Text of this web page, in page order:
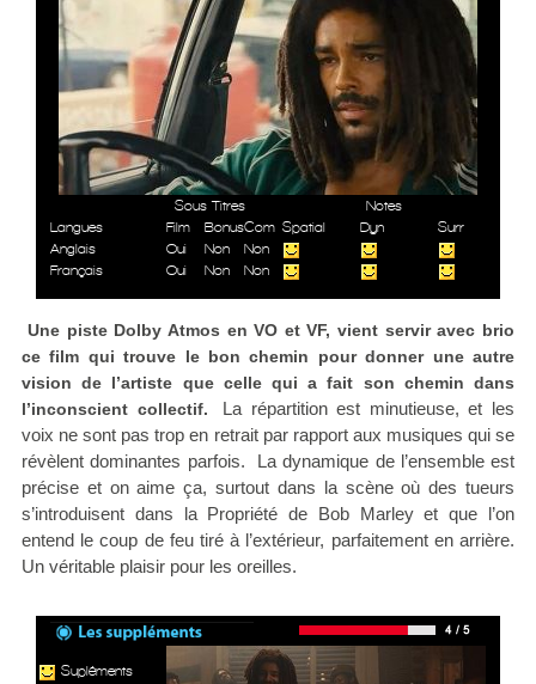
Sous Titres
Notes
Langues
Film BonusCom Spatial Dyn
Surr
Anglais
Oui Non
Non
Français
Oui Non Non
Une piste Dolby Atmos en VO et VF, vient servir avec brio
ce film qui trouve le bon chemin pour donner une autre
vision de l’artiste que celle qui a fait son chemin dans
l’inconscient collectif.
La répartition est minutieuse, et les
voix ne sont pas trop en retrait par rapport aux musiques qui se
révèlent dominantes parfois. La dynamique de l’ensemble est
précise et on aime ça, surtout dans la scène où des tueurs
s’introduisent dans la Propriété de Bob Marley et que l’on
entend le coup de feu tiré à l’extérieur, parfaitement en arrière.
Un véritable plaisir pour les oreilles.
Supléments